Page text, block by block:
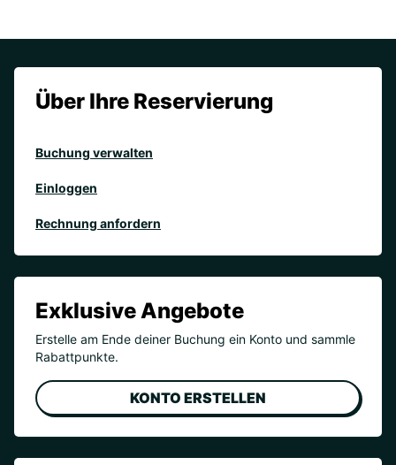
Über Ihre Reservierung
Buchung verwalten
Einloggen
Rechnung anfordern
Exklusive Angebote
Erstelle am Ende deiner Buchung ein Konto und sammle
Rabattpunkte.
KONTO ERSTELLEN